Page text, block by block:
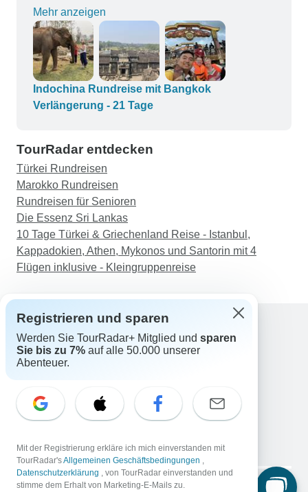
hoher Qualität, ebenso wie die Unterkünfte, die
perfekt gelegen waren. Die Unterkünfte waren
perfekt gelegen. An den meisten Tagen waren wir
die einzigen beiden Personen, die von den
Reiseleitern begleitet wurden, so dass wir uns
wie Könige fühlten, die auf einer sehr exklusiven
Tour herumgeführt wurden. Wir würden Bravo auf
und werden dies auch in Zukunft tun. Simon &
Tracey
Mehr anzeigen
Indochina Rundreise mit Bangkok
Verlängerung - 21 Tage
TourRadar entdecken
Türkei Rundreisen
Marokko Rundreisen
Rundreisen für Senioren
Die Essenz Sri Lankas
10 Tage Türkei & Griechenland Reise - Istanbul,
Kappadokien, Athen, Mykonos und Santorin mit 4
Flügen inklusive - Kleingruppenreise
Support
Kontakt
Schweiz +41 225 183 195
E-Mail: support@tourradar.com
EN DE ES FR NL
Copyright © TourRadar. Alle Rechte vorbehalten.
Registrieren und sparen
Werden Sie TourRadar+ Mitglied und sparen
Sie bis zu 7% auf alle 50.000 unserer
Abenteuer.
Mit der Registrierung erkläre ich mich einverstanden mit
TourRadar'sAllgemeinen Geschäftsbedingungen ,
Datenschutzerklärung , von TourRadar einverstanden und
stimme dem Erhalt von Marketing-E-Mails zu.